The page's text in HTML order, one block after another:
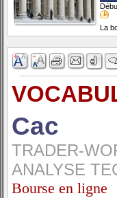
La
Cac
TRADER-
ANALYSE
Bourse en ligne